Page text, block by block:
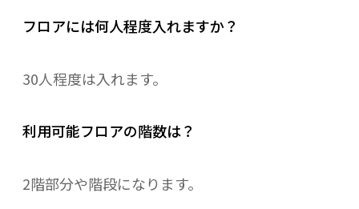
フロアには何人程度入れますか？
30人程度は入れます。
利用可能フロアの階数は？
2階部分や階段になります。